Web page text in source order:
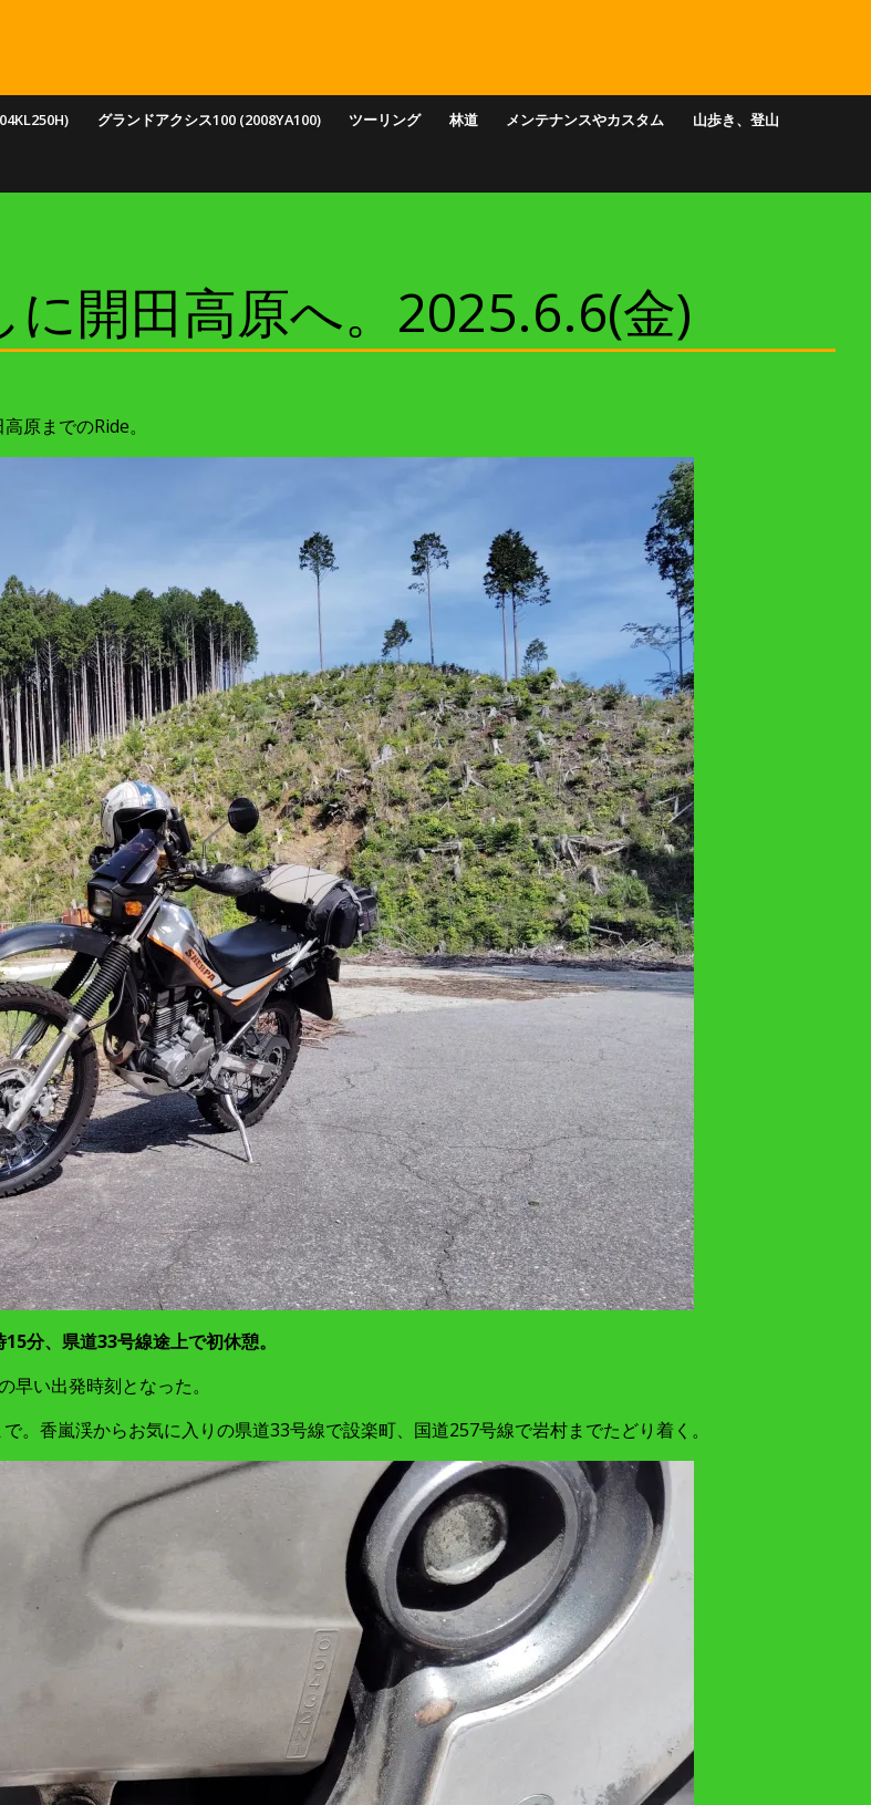
グランドアクシス100 (2008YA100) ツーリング 林道 メンテナンスやカスタム 山歩き、登山
に開田高原へ。2025.6.6(金)
原までのRide。
15分、県道33号線途上で初休憩。
い出発時刻となった。
香嵐渓からお気に入りの県道33号線で設楽町、国道257号線で岩村までたどり着く。